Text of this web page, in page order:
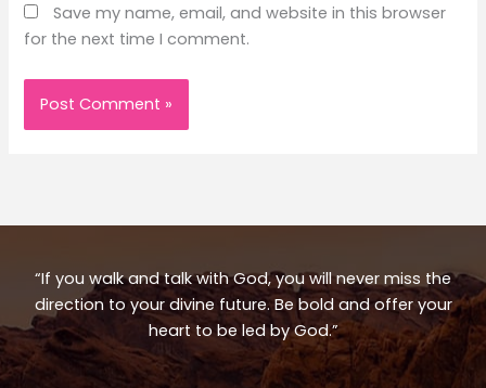
Save my name, email, and website in this browser
for the next time I comment.
“If you walk and talk with God, you will never miss the
direction to your divine future. Be bold and offer your
heart to be led by God.”